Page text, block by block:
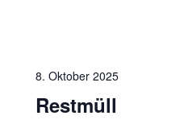
Restmüll
8. Oktober 2025